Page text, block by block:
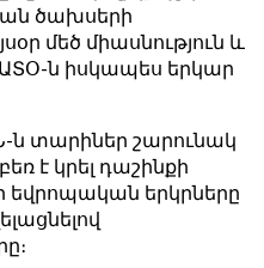
ծախսերի
մեծ միասնություն և
ն իսկապես երկար
ն տարիներ շարունակ
է կրել դաշինքի
եվրոպական երկրները